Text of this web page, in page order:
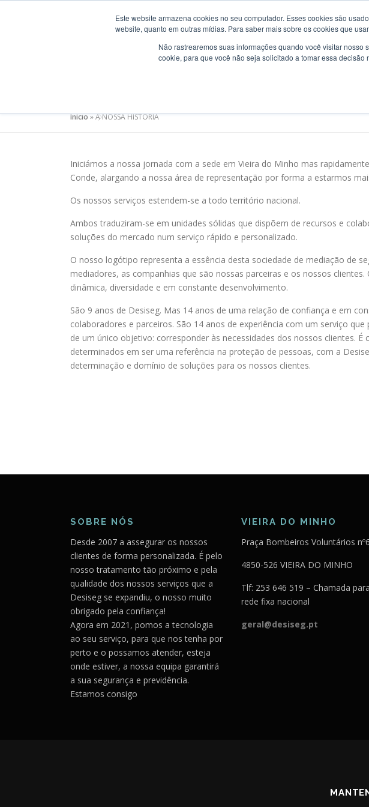
Este website armazena cookies no seu computador. Esses cookies são
website, quanto em outras mídias. Para saber mais sobre os cookies que
Não rastrearemos suas informações quando você visitar
cookie, para que você não seja solicitado a tomar essa decisão
BEM VINDO ACONSELHAMENTO
Início»A NOSSA HISTÓRIA
Iniciámos a nossa jornada com a sede em Vieira do Minho mas
Conde, alargando a nossa área de representação por forma a estarmos
Os nossos serviços estendem-se a todo território nacional.
Ambos traduziram-se em unidades sólidas que dispõem de recursos e
soluções do mercado num serviço rápido e personalizado.
O nosso logótipo representa a essência desta sociedade de mediação de
mediadores, as companhias que são nossas parceiras e os nossos
dinâmica, diversidade e em constante desenvolvimento.
São 9 anos de Desiseg. Mas 14 anos de uma relação de confiança e em
colaboradores e parceiros. São 14 anos de experiência com um serviço
de um único objetivo: corresponder às necessidades dos nossos clientes.
determinados em ser uma referência na proteção de pessoas, com a
determinação e domínio de soluções para os nossos clientes.
SOBRE NÓS
Desde 2007 a assegurar os nossos
clientes de forma personalizada. É pelo
nosso tratamento tão próximo e pela
qualidade dos nossos serviços que a
Desiseg se expandiu, o nosso muito
obrigado pela confiança!
Agora em 2021, pomos a tecnologia
ao seu serviço, para que nos tenha por
perto e o possamos atender, esteja
onde estiver, a nossa equipa garantirá
a sua segurança e previdência.
Estamos consigo
VIEIRA DO MINHO
Praça Bombeiros Voluntários
4850-526 VIEIRA DO MINHO
Tlf: 253 646 519 – Chamada
rede fixa nacional
geral@desiseg.pt